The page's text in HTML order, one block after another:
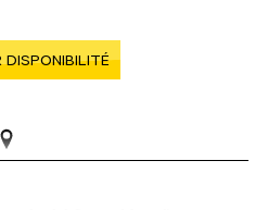
DISPONIBILITÉ